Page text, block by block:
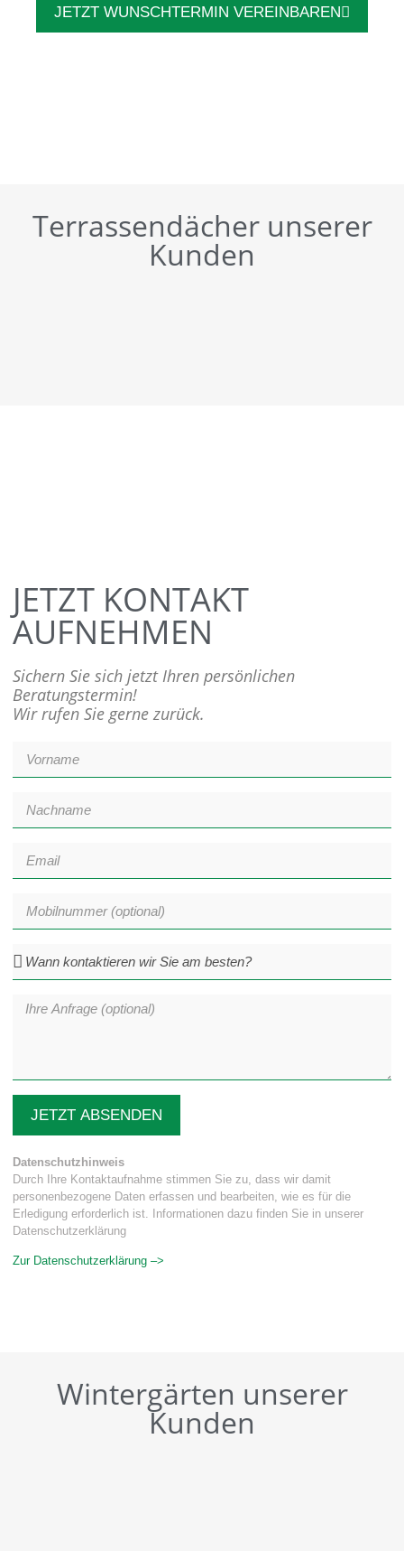
JETZT WUNSCHTERMIN VEREINBAREN
Terrassendächer unserer
Kunden
JETZT KONTAKT
AUFNEHMEN
Sichern Sie sich jetzt Ihren persönlichen
Beratungstermin!
Wir rufen Sie gerne zurück.
JETZT ABSENDEN
Datenschutzhinweis
Durch Ihre Kontaktaufnahme stimmen Sie zu, dass wir damit
personenbezogene Daten erfassen und bearbeiten, wie es für die
Erledigung erforderlich ist. Informationen dazu finden Sie in unserer
Datenschutzerklärung
Zur Datenschutzerklärung –>
Wintergärten unserer
Kunden